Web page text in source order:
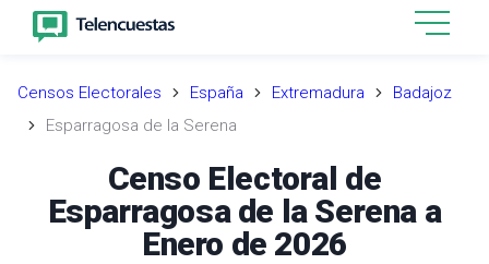
Censos Electorales España Extremadura
Badajoz
Esparragosa de la Serena
Censo Electoral de
Esparragosa de la Serena a
Enero de 2026